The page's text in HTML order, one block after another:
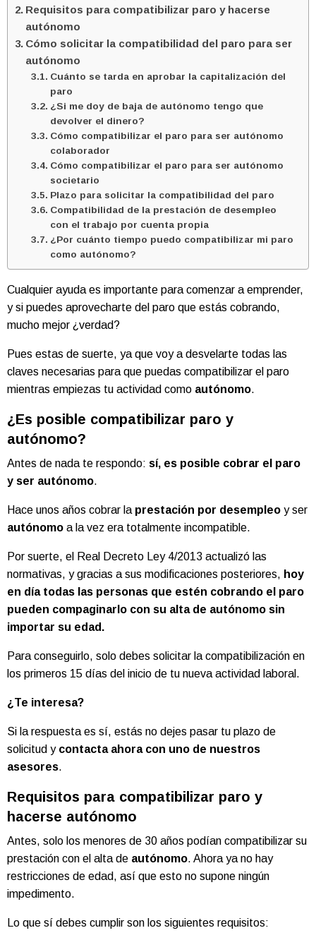
Requisitos para compatibilizar paro y hacerse
autónomo
Cómo solicitar la compatibilidad del paro para ser
autónomo
Cuánto se tarda en aprobar la capitalización del
paro
¿Si me doy de baja de autónomo tengo que
devolver el dinero?
Cómo compatibilizar el paro para ser autónomo
colaborador
Cómo compatibilizar el paro para ser autónomo
societario
Plazo para solicitar la compatibilidad del paro
Compatibilidad de la prestación de desempleo
con el trabajo por cuenta propia
¿Por cuánto tiempo puedo compatibilizar mi paro
como autónomo?
Cualquier ayuda es importante para comenzar a emprender,
y si puedes aprovecharte del paro que estás cobrando,
mucho mejor ¿verdad?
Pues estas de suerte, ya que voy a desvelarte todas las
claves necesarias para que puedas compatibilizar el paro
mientras empiezas tu actividad como autónomo.
¿Es posible compatibilizar paro y
autónomo?
Antes de nada te respondo: sí, es posible cobrar el paro
y ser autónomo.
Hace unos años cobrar la prestación por desempleo y ser
autónomo a la vez era totalmente incompatible.
Por suerte, el Real Decreto Ley 4/2013 actualizó las
normativas, y gracias a sus modificaciones posteriores, hoy
en día todas las personas que estén cobrando el paro
pueden compaginarlo con su alta de autónomo sin
importar su edad.
Para conseguirlo, solo debes solicitar la compatibilización en
los primeros 15 días del inicio de tu nueva actividad laboral.
¿Te interesa?
Si la respuesta es sí, estás no dejes pasar tu plazo de
solicitud y contacta ahora con uno de nuestros
asesores.
Requisitos para compatibilizar paro y
hacerse autónomo
Antes, solo los menores de 30 años podían compatibilizar su
prestación con el alta de autónomo. Ahora ya no hay
restricciones de edad, así que esto no supone ningún
impedimento.
Lo que sí debes cumplir son los siguientes requisitos: